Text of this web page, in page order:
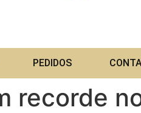
PEDIDOS
recorde